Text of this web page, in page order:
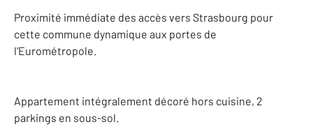
Proximité immédiate des accès vers Strasbourg pour
cette commune dynamique aux portes de
l'Eurométropole.
Appartement intégralement décoré hors cuisine, 2
parkings en sous-sol.